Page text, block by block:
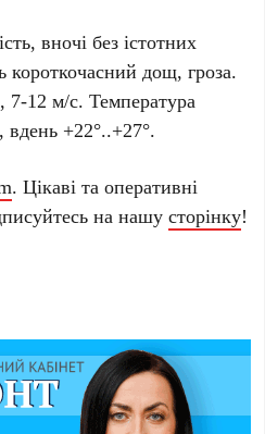
вночі без істотних
короткочасний дощ, гроза.
7-12 м/с. Температура
вдень +22°..+27°.
. Цікаві та оперативні
на нашусторінку!